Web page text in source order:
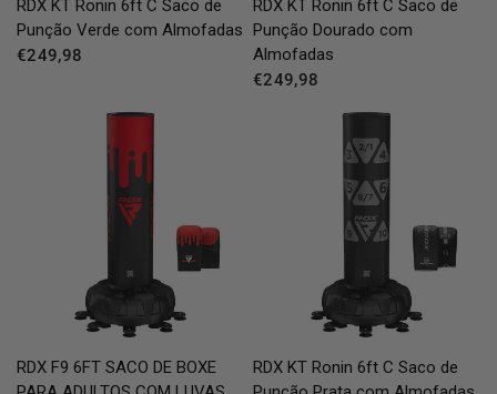
RDX KT Ronin 6ft C Saco de
Punção Verde com Almofadas
€249,98
RDX KT Ronin 6ft C Saco de
Punção Dourado com
Almofadas
€249,98
QUICK VIEW
RDX F9 6FT SACO DE BOXE
QUICK VIEW
RDX KT Ronin 6ft C Saco de